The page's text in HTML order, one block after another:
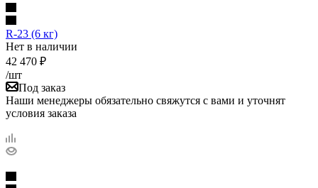
R-23 (6 кг)
Нет в наличии
42 470 ₽
/шт
Под заказ
Наши менеджеры обязательно свяжутся с вами и уточнят
условия заказа